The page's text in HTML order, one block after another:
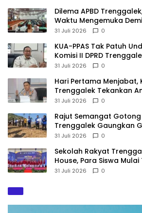
Dilema APBD
Waktu Mengemuka
Miliar
31 Juli 2026 0
KUA-PPAS Tak Patuh
Komisi II DPRD
Terancam Sanksi
31 Juli 2026 0
Hari Pertama Menjabat,
Trenggalek Tekankan
Hindari Pelanggaran
31 Juli 2026 0
​Rajut Semangat
Trenggalek Gaungkan
di Pantai Konang
31 Juli 2026 0
Sekolah Rakyat
House, Para Siswa
Baru
31 Juli 2026 0